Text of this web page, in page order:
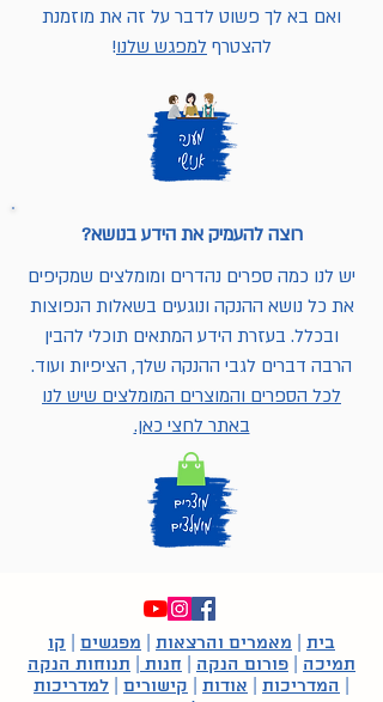
ואם בא לך פשוט לדבר על זה את מוזמנת
להצטרף למפגש שלנו!
רוצה להעמיק את הידע בנושא?
יש לנו כמה ספרים נהדרים ומומלצים שמקיפים
את כל נושא ההנקה ונוגעים בשאלות הנפוצות
ובכלל. בעזרת הידע המתאים תוכלי להבין
הרבה דברים לגבי ההנקה שלך, הציפיות ועוד.
לכל הספרים והמוצרים המומלצים שיש לנו
באתר לחצי כאן.
בית מאמרים והרצאות מפגשים
קו
תמיכה
פורום הנקה חנות
תנוחות הנקה
המדריכות אודות קישורים
למדריכות